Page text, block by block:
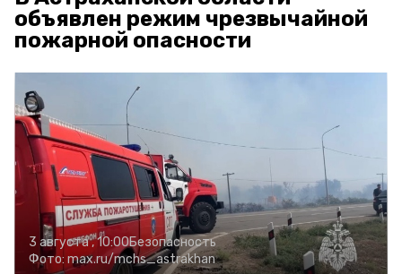
объявлен режим чрезвычайной
пожарной опасности
3 августа , 10:00Безопасность
Фото: max.ru/mchs_astrakhan